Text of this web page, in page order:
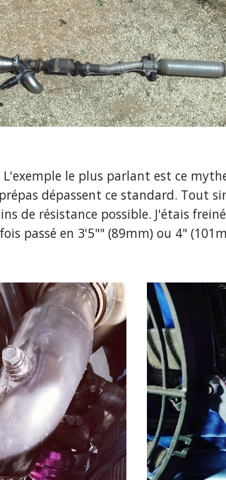
le plus parlant est ce
dépassent ce standard.
de résistance possible. J'étais
passé en 3'5"" (89mm) ou 4"